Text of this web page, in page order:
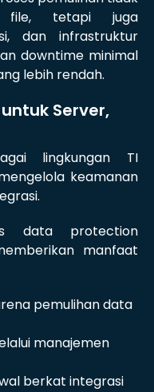
file, tetapi juga
dan infrastruktur
downtime minimal
lebih rendah.
Server,
lingkungan TI
keamanan
data protection
manfaat
pemulihan data
manajemen
berkat integrasi